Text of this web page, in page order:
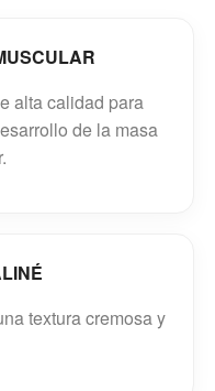
alta calidad para
de la masa
textura cremosa y